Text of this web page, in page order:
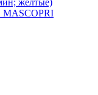
желтые)
MASCOPRI